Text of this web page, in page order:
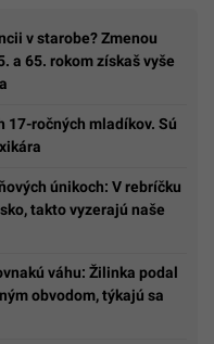
v starobe? Zmenou
a 65. rokom získaš vyše
17-ročných mladíkov. Sú
únikoch: V rebríčku
takto vyzerajú naše
váhu: Žilinka podal
obvodom, týkajú sa